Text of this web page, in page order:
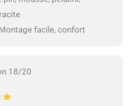
facile, confort
18/20